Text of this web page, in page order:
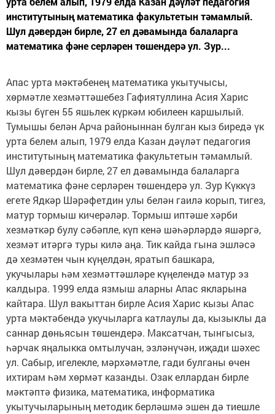
институтының математика факультетын тәмамлый.
Шул дәвердән бирле, 27 ел дәвамында балаларга
математика фәне серләрен төшендерә ул. Зур...
Апас урта мәктәбенең математика укытучысы,
хөрмәтле хезмәттәшебез Гафиятуллина Асия Харис
кызы бүген 55 яшьлек күркәм юбилеен каршылый.
Тумышы белән Арча районыннан булган кыз биредә үк
урта белем алып, 1979 елда Казан дәүләт педагогия
институтының математика факультетын тәмамлый.
Шул дәвердән бирле, 27 ел дәвамында балаларга
математика фәне серләрен төшендерә ул. Зур Күккүз
егете Ядкәр Шәрәфетдин улы белән гаилә корып, тигез,
матур тормыш кичерәләр. Тормыш иптәше хәрби
хезмәткәр булу сәбәпле, күп кенә шәһәрләрдә яшәргә,
хезмәт итәргә туры килә аңа. Тик кайда гына эшләсә
дә хезмәтен чын күңелдән, яратып башкара,
укучылары һәм хезмәттәшләре күңелендә матур эз
калдыра. 1999 елда язмыш аларны Апас якларына
кайтара. Шул вакыттан бирле Асия Харис кызы Апас
урта мәктәбендә укучыларга катлаулы да, кызыклы да
саннар дөньясын төшендерә. Максатчан, тынгысыз,
һәрчак яңалыкка омтылучан, эзләнүчән, иҗади шәхес
ул. Сабыр, игелекле, мәрхәмәтле, гади булганы өчен
ихтирам һәм хөрмәт казанды. Озак еллардан бирле
мәктәптә физика, математика, информатика
укытучыларының методик берләшмә эшен дә тиешле